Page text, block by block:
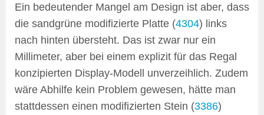
Ein bedeutender Mangel am Design ist aber, dass
die sandgrüne modifizierte Platte (4304) links
nach hinten übersteht. Das ist zwar nur ein
Millimeter, aber bei einem explizit für das Regal
konzipierten Display-Modell unverzeihlich. Zudem
wäre Abhilfe kein Problem gewesen, hätte man
stattdessen einen modifizierten Stein (3386)